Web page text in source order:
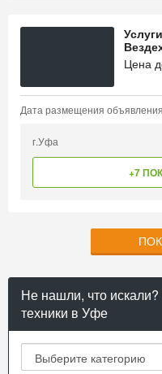
Цена
Дата размещения
г.Уфа
+7
Не нашли, что искали?
техники в Уфе